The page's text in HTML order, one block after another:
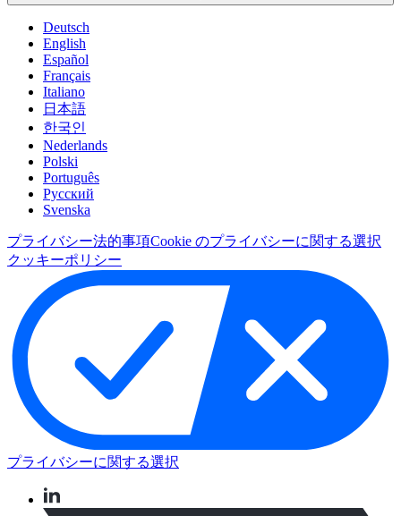
Deutsch
English
Español
Français
Italiano
日本語
한국인
Nederlands
Polski
Português
Pусский
Svenska
プライバシー法的事項Cookie のプライバシーに関する選択
クッキーポリシー
プライバシーに関する選択